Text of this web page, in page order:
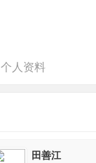
个人资料
田善江